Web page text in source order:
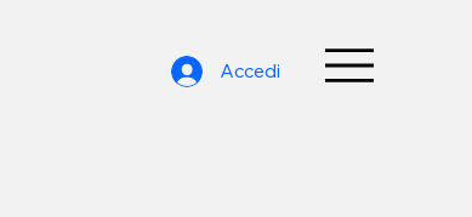
Accedi